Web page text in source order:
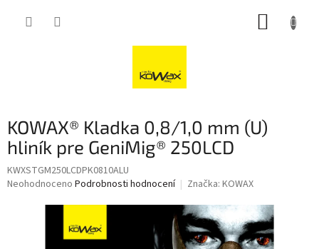
KOWAX® Kladka 0,8/1,0 mm (U)
hliník pre GeniMig® 250LCD
KWXSTGM250LCDPK0810ALU
Průměrné
Neohodnoceno Podrobnosti hodnocení Značka: KOWAX